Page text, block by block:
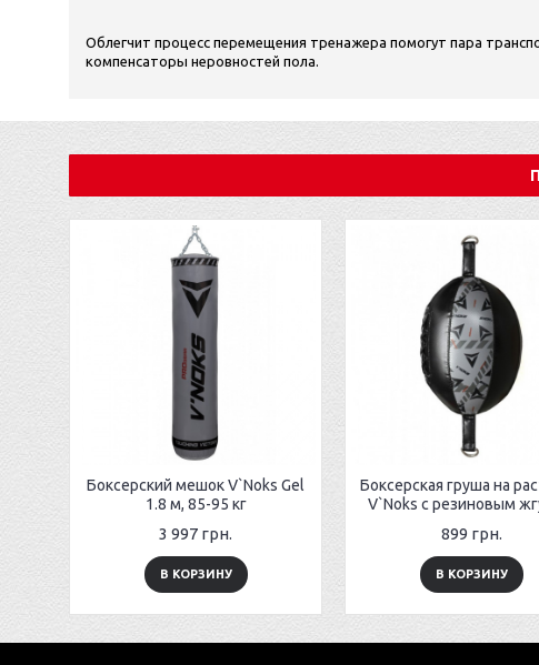
Облегчит процесс перемещения тренажера помогут пара
компенсаторы неровностей пола.
Боксерский мешок V`Noks Gel
1.8 м, 85-95 кг
3 997 грн.
В КОРЗИНУ
Боксерская груша на
V`Noks с резиновым
899 грн.
В КОРЗИНУ